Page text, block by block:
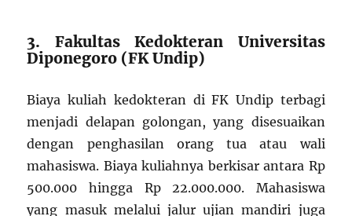
3. Fakultas Kedokteran Universitas
Diponegoro (FK Undip)
Biaya kuliah kedokteran di FK Undip terbagi
menjadi delapan golongan, yang disesuaikan
dengan penghasilan orang tua atau wali
mahasiswa. Biaya kuliahnya berkisar antara Rp
500.000 hingga Rp 22.000.000. Mahasiswa
yang masuk melalui jalur ujian mandiri juga